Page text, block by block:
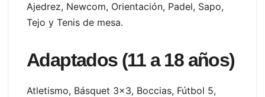
Ajedrez, Newcom, Orientación, Padel, Sapo,
Tejo y Tenis de mesa.
Adaptados (11 a 18 años)
Atletismo, Básquet 3×3, Boccias, Fútbol 5,